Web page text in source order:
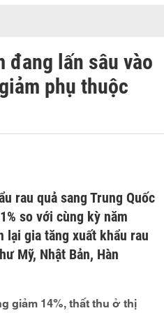
đang lấn sâu vào
phụ thuộc
rau quả sang Trung Quốc
so với cùng kỳ năm
lại gia tăng xuất khẩu rau
Mỹ, Nhật Bản, Hàn
giảm 14%, thất thu ở thị